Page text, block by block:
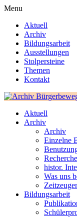
Menu
Aktuell
Archiv
Bildungsarbeit
Ausstellungen
Stolpersteine
Themen
Kontakt
Aktuell
Archiv
Archiv
Einzelne
Recherche
histor.
Was uns
Bildungsarbeit